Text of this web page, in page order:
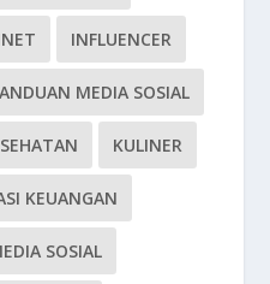
INFLUENCER
MEDIA SOSIAL
KULINER
KEUANGAN
SOSIAL